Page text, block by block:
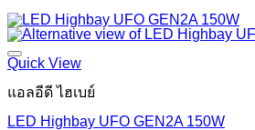
Quick View
แอลอีดี ไฮเบย์
LED Highbay UFO GEN2A 150W